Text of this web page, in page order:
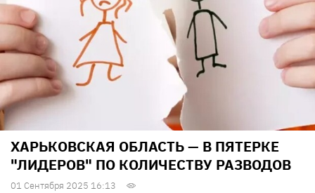
ХАРЬКОВСКАЯ ОБЛАСТЬ — В ПЯТЕРКЕ
"ЛИДЕРОВ" ПО КОЛИЧЕСТВУ РАЗВОДОВ
01 Сентября 2025 16:13